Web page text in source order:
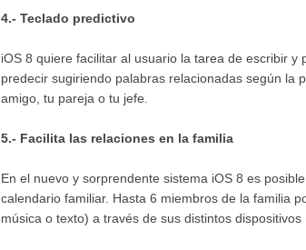
4.- Teclado predictivo
iOS 8 quiere facilitar al usuario la tarea de escribir
predecir sugiriendo palabras relacionadas según la
amigo, tu pareja o tu jefe.
5.- Facilita las relaciones en la familia
En el nuevo y sorprendente sistema iOS 8 es
calendario familiar. Hasta 6 miembros de la familia
música o texto) a través de sus distintos dispositivos